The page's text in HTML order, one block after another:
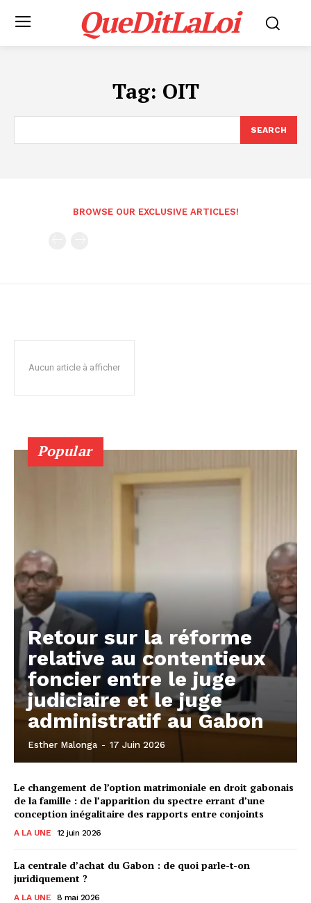
QueDitLaLoi
Tag: OIT
SEARCH
BROWSE OUR EXCLUSIVE ARTICLES!
Aucun article à afficher
Popular
Retour sur la réforme
relative au contentieux
foncier entre le juge
judiciaire et le juge
administratif au Gabon
Esther Malonga - 17 Juin 2026
Le changement de l’option matrimoniale en droit gabonais
de la famille : de l’apparition du spectre errant d’une
conception inégalitaire des rapports entre conjoints
A LA UNE 12 juin 2026
La centrale d’achat du Gabon : de quoi parle-t-on
juridiquement ?
A LA UNE 8 mai 2026